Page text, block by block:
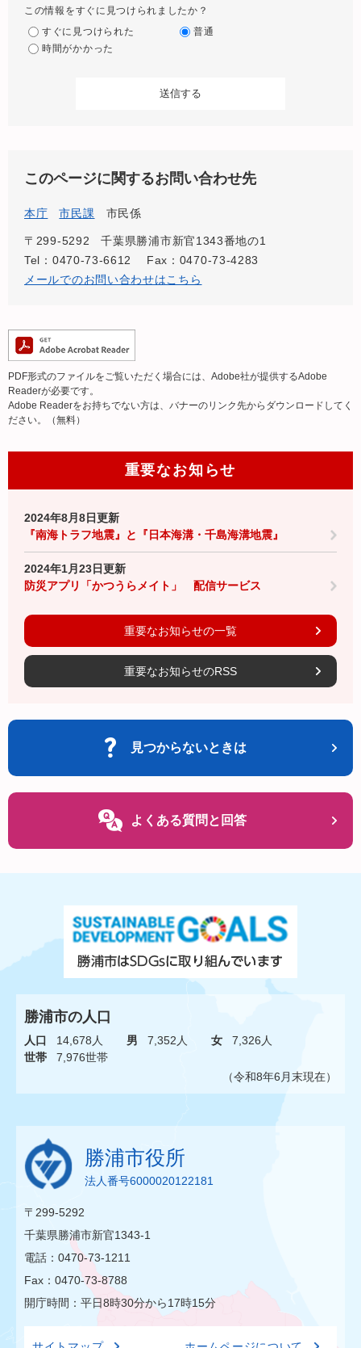
この情報をすぐに見つけられましたか？
すぐに見つけられた
普通
時間がかかった
このページに関するお問い合わせ先
本庁 市民課 市民係
〒299-5292
千葉県勝浦市新官1343番地の1
Tel：0470-73-6612
Fax：0470-73-4283
メールでのお問い合わせはこちら
PDF形式のファイルをご覧いただく場合には、Adobe社が提供するAdobe
Readerが必要です。
Adobe Readerをお持ちでない方は、バナーのリンク先からダウンロードしてく
ださい。（無料）
重要なお知らせ
2024年8月8日更新
『南海トラフ地震』と『日本海溝・千島海溝地震』
2024年1月23日更新
防災アプリ「かつうらメイト」 配信サービス
重要なお知らせの一覧
重要なお知らせのRSS
見つからないときは
よくある質問と回答
勝浦市の人口
人口 14,678人 男 7,352人 女
7,326人
世帯
7,976世帯
（令和8年6月末現在）
勝浦市役所
法人番号6000020122181
〒299-5292
千葉県勝浦市新官1343-1
電話：0470-73-1211
Fax：0470-73-8788
開庁時間：平日8時30分から17時15分